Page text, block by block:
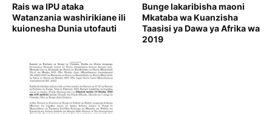
Rais wa IPU ataka
Watanzania washirikiane ili
kuionesha Dunia utofauti
Bunge lakaribisha maoni
Mkataba wa Kuanzisha
Taasisi ya Dawa ya Afrika wa
2019